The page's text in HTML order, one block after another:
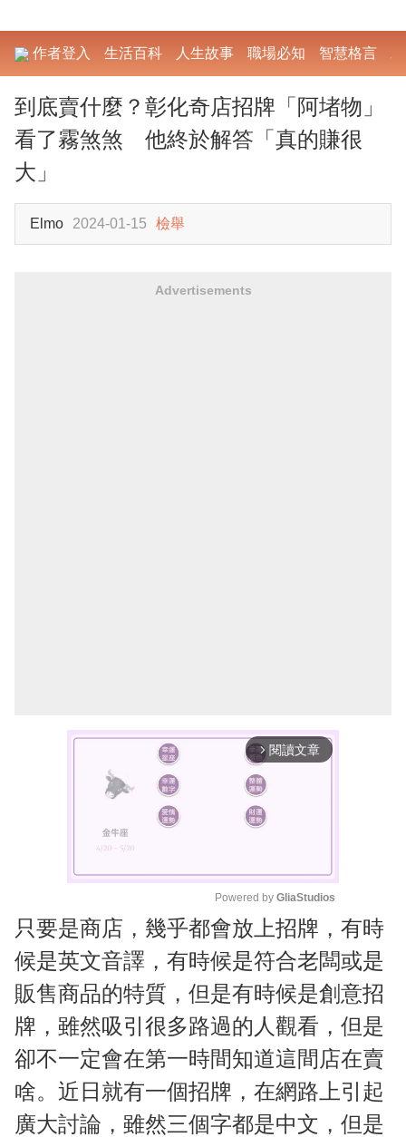
作者登入 生活百科 人生故事 職場必知 智慧格言
到底賣什麼？彰化奇店招牌「阿堵物」
看了霧煞煞 他終於解答「真的賺很
大」
Elmo 2024-01-15 檢舉
Advertisements
arrow_forward_ios 閱讀文章
M
e
Powered by GliaStudios
只要是商店，幾乎都會放上招牌，有時
候是英文音譯，有時候是符合老闆或是
販售商品的特質，但是有時候是創意招
牌，雖然吸引很多路過的人觀看，但是
卻不一定會在第一時間知道這間店在賣
啥。近日就有一個招牌，在網路上引起
廣大討論，雖然三個字都是中文，但是